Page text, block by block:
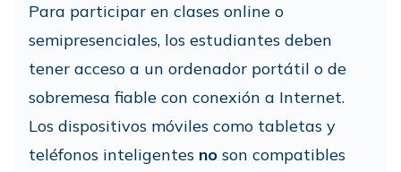
Para participar en clases online o
semipresenciales, los estudiantes deben
tener acceso a un ordenador portátil o de
sobremesa fiable con conexión a Internet.
Los dispositivos móviles como tabletas y
teléfonos inteligentes no son compatibles